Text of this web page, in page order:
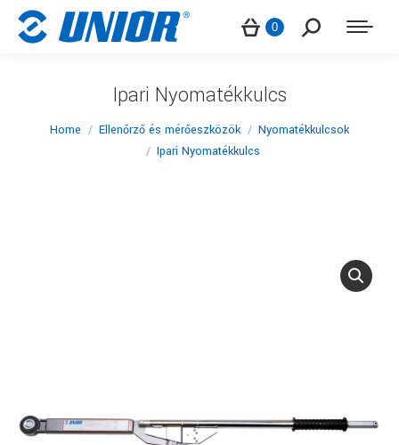
0 Search:
Ipari Nyomatékkulcs
You are here:
Home Ellenőrző és mérőeszközök
Nyomatékkulcsok
Ipari Nyomatékkulcs